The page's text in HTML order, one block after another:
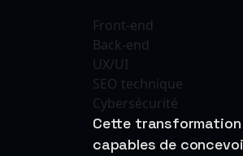
Front-end
Back-end
UX/UI
SEO technique
Cybersécurité
Cette transformation
capables de